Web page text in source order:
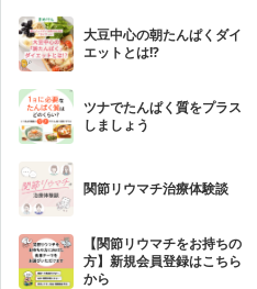
大豆中心の朝たんぱくダイ
エットとは!?
ツナでたんぱく質をプラス
しましょう
関節リウマチ治療体験談
【関節リウマチをお持ちの
方】新規会員登録はこちら
から